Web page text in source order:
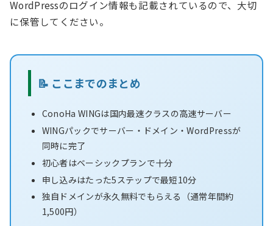
WordPressのログイン情報も記載されているので、大切
に保管してください。
📝 ここまでのまとめ
ConoHa WINGは国内最速クラスの高速サーバー
WINGパックでサーバー・ドメイン・WordPressが
同時に完了
初心者はベーシックプランで十分
申し込みはたった5ステップで最短10分
独自ドメインが永久無料でもらえる（通常年間約
1,500円）